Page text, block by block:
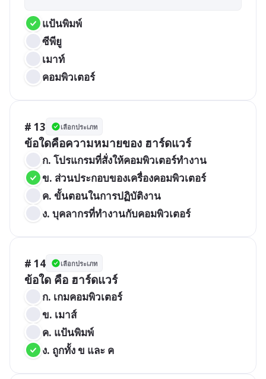
แป้นพิมพ์
ซีพียู
เมาท์
คอมพิวเตอร์
# 13 เลือกประเภท
ข้อใดคือความหมายของ ฮาร์ดแวร์
ก. โปรแกรมที่สั่งให้คอมพิวเตอร์ทำงาน
ข. ส่วนประกอบของเครื่องคอมพิวเตอร์
ค. ขั้นตอนในการปฏิบัติงาน
ง. บุคลากรที่ทำงานกับคอมพิวเตอร์
# 14 เลือกประเภท
ข้อใด คือ ฮาร์ดแวร์
ก. เกมคอมพิวเตอร์
ข. เมาส์
ค. แป้นพิมพ์
ง. ถูกทั้ง ข และ ค